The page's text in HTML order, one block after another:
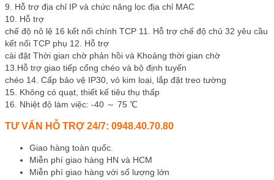
9. Hỗ trợ địa chỉ IP và chức năng lọc địa chỉ MAC
10. Hỗ trợ
chế độ nô lệ 16 kết nối chính TCP 11. Hỗ trợ chế độ chủ 32 yêu cầu
kết nối TCP phụ 12. Hỗ trợ
cài đặt Thời gian chờ phản hồi và Khoảng thời gian chờ
13.Hỗ trợ giao tiếp cổng chéo và bộ định tuyến
chéo 14. Cấp bảo vệ IP30, vỏ kim loại, lắp đặt treo tường
15. Không có quạt, thiết kế tiêu thụ thấp
16. Nhiệt độ làm việc: -40 ～ 75 ℃
TƯ VẤN HỖ TRỢ 24/7: 0948.40.70.80
Giao hàng toàn quốc.
Miễn phí giao hàng HN và HCM
Miễn phí giao hàng với số lượng lớn